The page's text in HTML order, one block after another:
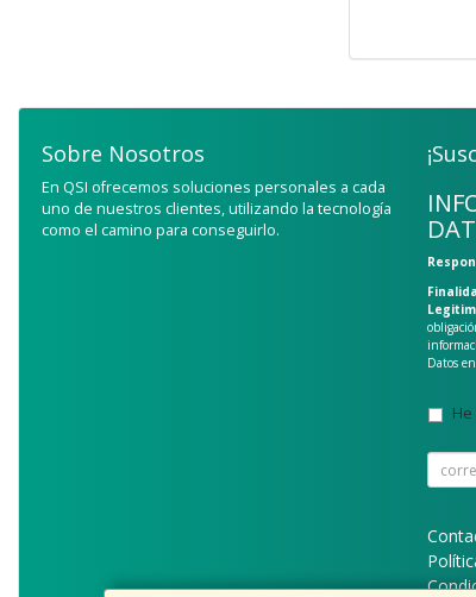
Sobre Nosotros
En QSI ofrecemos soluciones personales a cada
uno de nuestros clientes, utilizando la tecnología
como el camino para conseguirlo.
Datos